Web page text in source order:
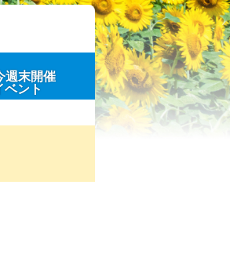
週末開催
ベント